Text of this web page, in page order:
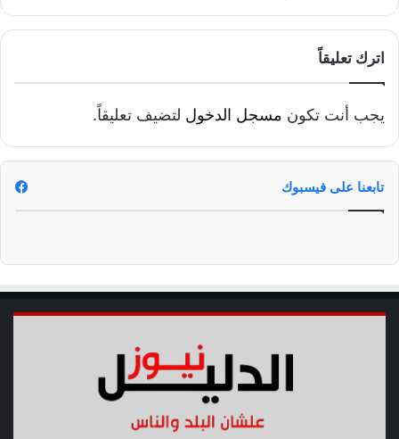
اترك تعليقاً
يجب أنت تكون مسجل الدخول لتضيف تعليقاً.
تابعنا على فيسبوك